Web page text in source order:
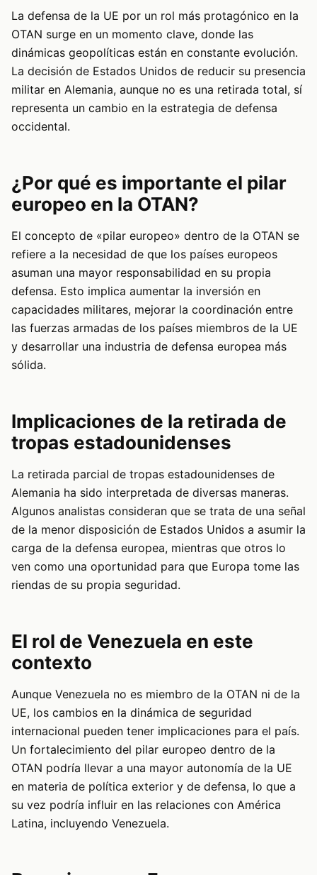
La defensa de la UE por un rol más protagónico en la
OTAN surge en un momento clave, donde las
dinámicas geopolíticas están en constante evolución.
La decisión de Estados Unidos de reducir su presencia
militar en Alemania, aunque no es una retirada total, sí
representa un cambio en la estrategia de defensa
occidental.
¿Por qué es importante el pilar
europeo en la OTAN?
El concepto de «pilar europeo» dentro de la OTAN se
refiere a la necesidad de que los países europeos
asuman una mayor responsabilidad en su propia
defensa. Esto implica aumentar la inversión en
capacidades militares, mejorar la coordinación entre
las fuerzas armadas de los países miembros de la UE
y desarrollar una industria de defensa europea más
sólida.
Implicaciones de la retirada de
tropas estadounidenses
La retirada parcial de tropas estadounidenses de
Alemania ha sido interpretada de diversas maneras.
Algunos analistas consideran que se trata de una señal
de la menor disposición de Estados Unidos a asumir la
carga de la defensa europea, mientras que otros lo
ven como una oportunidad para que Europa tome las
riendas de su propia seguridad.
El rol de Venezuela en este
contexto
Aunque Venezuela no es miembro de la OTAN ni de la
UE, los cambios en la dinámica de seguridad
internacional pueden tener implicaciones para el país.
Un fortalecimiento del pilar europeo dentro de la
OTAN podría llevar a una mayor autonomía de la UE
en materia de política exterior y de defensa, lo que a
su vez podría influir en las relaciones con América
Latina, incluyendo Venezuela.